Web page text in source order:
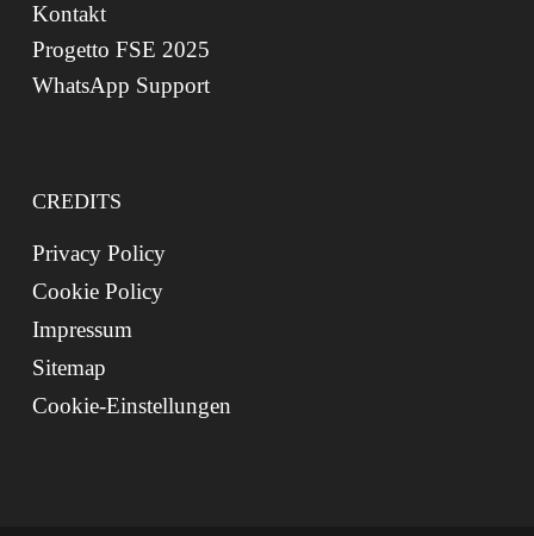
Kontakt
Progetto FSE 2025
WhatsApp Support
CREDITS
Privacy Policy
Cookie Policy
Impressum
Sitemap
Cookie-Einstellungen